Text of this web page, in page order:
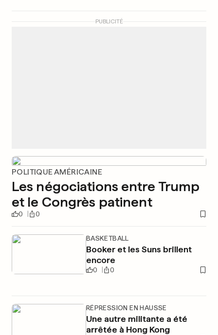
PUBLICITÉ
POLITIQUE AMÉRICAINE
Les négociations entre Trump
et le Congrès patinent
0 0
BASKETBALL
Booker et les Suns brillent
encore
0 0
RÉPRESSION EN HAUSSE
Une autre militante a été
arrêtée à Hong Kong